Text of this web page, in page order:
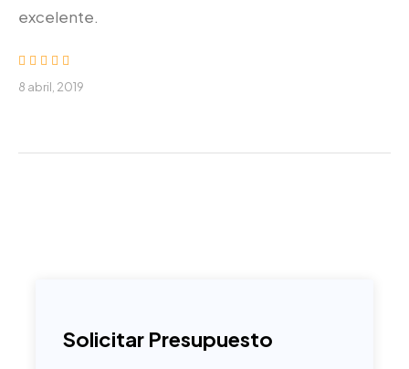
Solicitar Presupuesto
excelente.
8 abril, 2019